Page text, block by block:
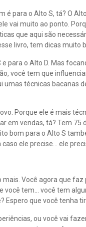
é para o Alto S, tá? O
vai muito ao ponto.
que aqui são
livro, tem dicas muito
e para o Alto D. Mas
você tem que
técnicas bacanas
Porque ele é mais
vendas, tá? Tem
bom para o Alto S
ele precise… ele
Você agora que
tem… você tem
Espero que você tenha
ou você vai